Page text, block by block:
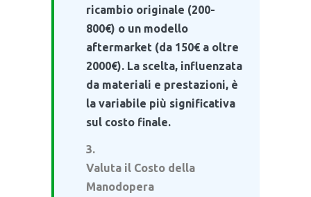
ricambio originale (200-
800€) o un modello
aftermarket (da 150€ a oltre
2000€). La scelta, influenzata
da materiali e prestazioni, è
la variabile più significativa
sul costo finale.
Valuta il Costo della
Manodopera